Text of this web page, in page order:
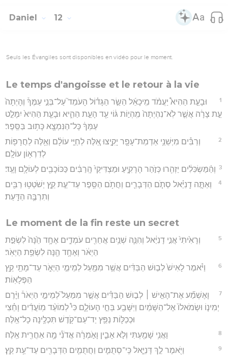
Daniel 12
Seuls les Évangiles sont disponibles en vidéo pour le moment.
Le temps d'angoisse et le retour à la vie
1
וּבָעֵ֣ת הַהִיא֩ יַעֲמֹ֨ד מִֽיכָאֵ֜ל הַשַּׂ֣ר הַגָּד֗וֹל הָעֹמֵד֮ עַל־בְּנֵ֣י עַמֶּךָ֒ וְהָיְתָה֙
עֵ֣ת צָרָ֔ה אֲשֶׁ֤ר לֹֽא־נִהְיְתָה֙ מִֽהְי֣וֹת גּ֔וֹי עַ֖ד הָעֵ֣ת הַהִ֑יא וּבָעֵ֤ת הַהִיא֙ יִמָּלֵ֣ט
עַמְּךָ֔ כָּל־הַנִּמְצָ֖א כָּת֥וּב בַּסֵּֽפֶר׃
2
וְרַבִּ֕ים מִיְּשֵׁנֵ֥י אַדְמַת־עָפָ֖ר יָקִ֑יצוּ אֵ֚לֶּה לְחַיֵּ֣י עוֹלָ֔ם וְאֵ֥לֶּה לַחֲרָפ֖וֹת
לְדִרְא֥וֹן עוֹלָֽם׃
3 וְהַ֨מַּשְׂכִּלִ֔ים יַזְהִ֖רוּ כְּזֹ֣הַר הָרָקִ֑יעַ וּמַצְדִּיקֵי֙ הָֽרַבִּ֔ים כַּכּוֹכָבִ֖ים לְעוֹלָ֥ם וָעֶֽד׃
4
וְאַתָּ֣ה דָֽנִיֵּ֗אל סְתֹ֧ם הַדְּבָרִ֛ים וַחֲתֹ֥ם הַסֵּ֖פֶר עַד־עֵ֣ת קֵ֑ץ יְשֹׁטְט֥וּ רַבִּ֖ים
וְתִרְבֶּ֥ה הַדָּֽעַת׃
Le moment de la fin reste un secret
5
וְרָאִ֙יתִי֙ אֲנִ֣י דָנִיֵּ֔אל וְהִנֵּ֛ה שְׁנַ֥יִם אֲחֵרִ֖ים עֹמְדִ֑ים אֶחָ֥ד הֵ֙נָּה֙ לִשְׂפַ֣ת
הַיְאֹ֔ר וְאֶחָ֥ד הֵ֖נָּה לִשְׂפַ֥ת הַיְאֹֽר׃
6
וַיֹּ֗אמֶר לָאִישׁ֙ לְב֣וּשׁ הַבַּדִּ֔ים אֲשֶׁ֥ר מִמַּ֖עַל לְמֵימֵ֣י הַיְאֹ֑ר עַד־מָתַ֖י קֵ֥ץ
הַפְּלָאֽוֹת׃
7
וָאֶשְׁמַ֞ע אֶת־הָאִ֣ישׁ ׀ לְב֣וּשׁ הַבַּדִּ֗ים אֲשֶׁ֣ר מִמַּעַל֮ לְמֵימֵ֣י הַיְאֹר֒ וַיָּ֨רֶם
יְמִינ֤וֹ וּשְׂמֹאלוֹ֙ אֶל־הַשָּׁמַ֔יִם וַיִּשָּׁבַ֖ע בְּחֵ֣י הָעוֹלָ֑ם כִּי֩ לְמוֹעֵ֨ד מֽוֹעֲדִ֜ים וָחֵ֗צִי
וּכְכַלּ֛וֹת נַפֵּ֥ץ יַד־עַם־קֹ֖דֶשׁ תִּכְלֶ֥ינָה כָל־אֵֽלֶּה׃
8 וַאֲנִ֥י שָׁמַ֖עְתִּי וְלֹ֣א אָבִ֑ין וָאֹ֣מְרָ֔ה אֲדֹנִ֕י מָ֥ה אַחֲרִ֖ית אֵֽלֶּה׃
9 וַיֹּ֖אמֶר לֵ֣ךְ דָּנִיֵּ֑אל כִּֽי־סְתֻמִ֧ים וַחֲתֻמִ֛ים הַדְּבָרִ֖ים עַד־עֵ֥ת קֵֽץ׃